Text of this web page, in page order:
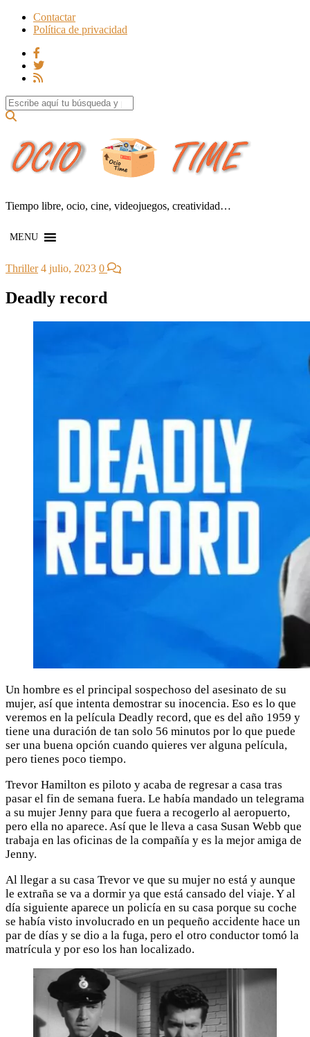
Contactar
Política de privacidad
Search for:
Tiempo libre, ocio, cine, videojuegos, creatividad…
MENU
Thriller 4 julio, 2023 0
Deadly record
Un hombre es el principal sospechoso del asesinato de su
mujer, así que intenta demostrar su inocencia. Eso es lo que
veremos en la película Deadly record, que es del año 1959 y
tiene una duración de tan solo 56 minutos por lo que puede
ser una buena opción cuando quieres ver alguna película,
pero tienes poco tiempo.
Trevor Hamilton es piloto y acaba de regresar a casa tras
pasar el fin de semana fuera. Le había mandado un telegrama
a su mujer Jenny para que fuera a recogerlo al aeropuerto,
pero ella no aparece. Así que le lleva a casa Susan Webb que
trabaja en las oficinas de la compañía y es la mejor amiga de
Jenny.
Al llegar a su casa Trevor ve que su mujer no está y aunque
le extraña se va a dormir ya que está cansado del viaje. Y al
día siguiente aparece un policía en su casa porque su coche
se había visto involucrado en un pequeño accidente hace un
par de días y se dio a la fuga, pero el otro conductor tomó la
matrícula y por eso los han localizado.